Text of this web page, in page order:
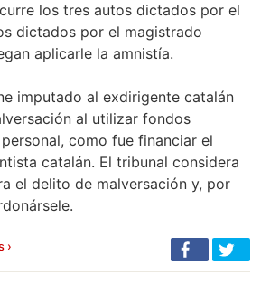
los tres autos dictados por el
dictados por el magistrado
aplicarle la amnistía.
imputado al exdirigente catalán
al utilizar fondos
como fue financiar el
catalán. El tribunal considera
el delito de malversación y, por
›